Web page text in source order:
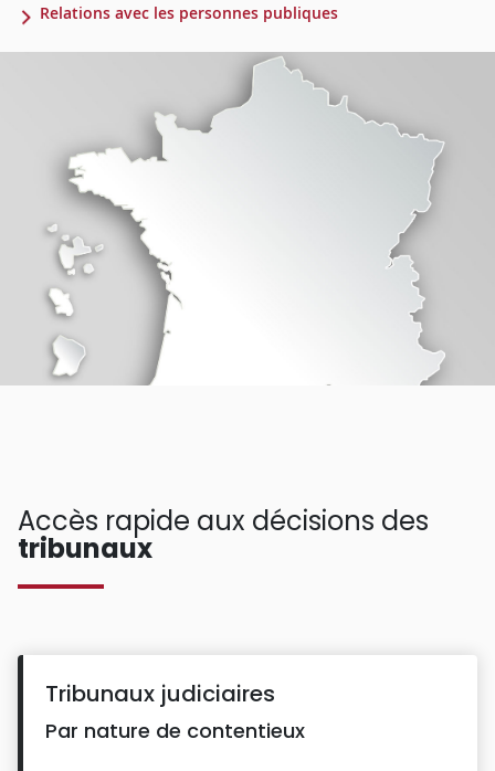
Relations avec les personnes publiques
Accès rapide aux décisions des
tribunaux
Tribunaux judiciaires
Par nature de contentieux